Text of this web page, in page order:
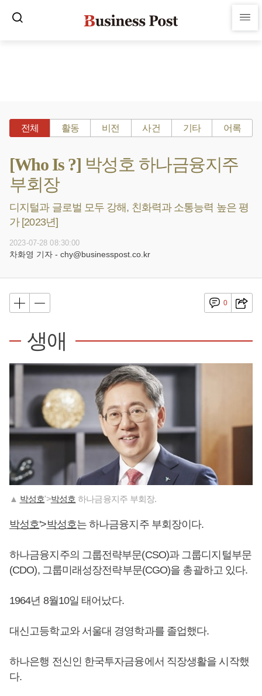
전체 활동 비전 사건 기타 어록
[Who Is ?] 박성호 하나금융지주
부회장
디지털과 글로벌 모두 강해, 친화력과 소통능력 높은 평
가 [2023년]
2023-07-28 08:30:00
차화영 기자 - chy@businesspost.co.kr
0
생애
▲ 박성호'>박성호 하나금융지주 부회장.
박성호'>박성호는 하나금융지주 부회장이다.
하나금융지주의 그룹전략부문(CSO)과 그룹디지털부문
(CDO), 그룹미래성장전략부문(CGO)을 총괄하고 있다.
1964년 8월10일 태어났다.
대신고등학교와 서울대 경영학과를 졸업했다.
하나은행 전신인 한국투자금융에서 직장생활을 시작했
다.